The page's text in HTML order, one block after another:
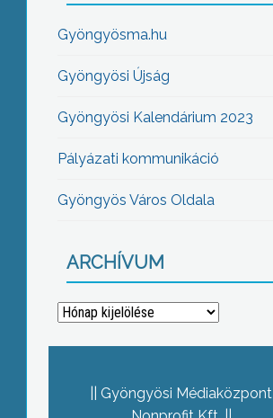
Gyöngyösma.hu
Gyöngyösi Újság
Gyöngyösi Kalendárium 2023
Pályázati kommunikáció
Gyöngyös Város Oldala
ARCHÍVUM
Archívum
Gyöngyösi Médiaközpont